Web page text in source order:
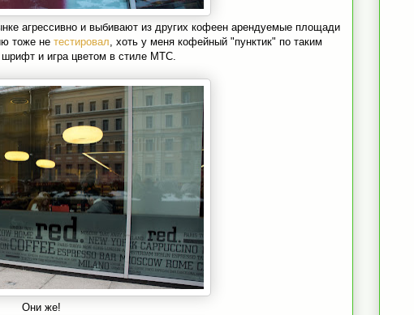
агрессивно и выбивают из других кофеен арендуемые площади
тоже не тестировал , хоть у меня кофейный "пунктик" по таким
и игра цветом в стиле МТС.
Они же!